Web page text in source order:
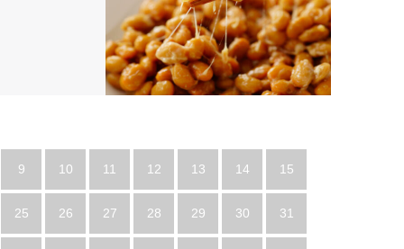
9 10 11 12 13 14 15
25 26 27 28 29 30 31